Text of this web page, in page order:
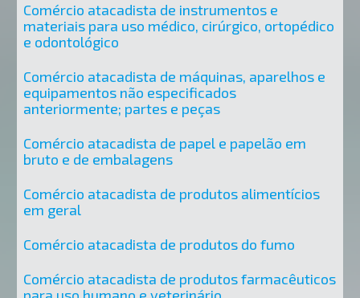
Comércio atacadista de instrumentos e
materiais para uso médico, cirúrgico, ortopédico
e odontológico
Comércio atacadista de máquinas, aparelhos e
equipamentos não especificados
anteriormente; partes e peças
Comércio atacadista de papel e papelão em
bruto e de embalagens
Comércio atacadista de produtos alimentícios
em geral
Comércio atacadista de produtos do fumo
Comércio atacadista de produtos farmacêuticos